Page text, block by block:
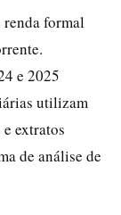
formal
e 2025
utilizam
extratos
de análise de